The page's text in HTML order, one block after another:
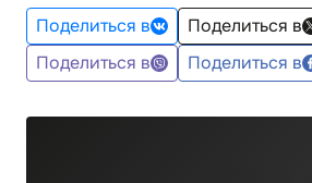
Поделиться в
Поделиться в
Поделиться в
Поделиться в